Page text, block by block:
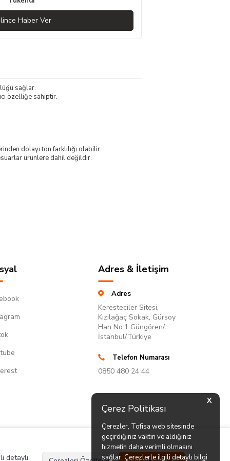
X
Çerez Politikası
Çerezler, Tofisa web sitesinde
geçirdiğiniz vaktin ve aldığınız
hizmetin daha verimli olmasını
sağlar. Çerezlerle ilgili detaylı bilgi
Haber Ver
sağlar.
özelliğe sahiptir.
dolayı ton farklılığı olabilir.
ürünlere dahil değildir.
Adres & İletişim
Adres
Keresteciler Sitesi,
Kızılağaç Sokak, Gürsoy
Han No:1 Güngören/
İstanbul/Türkiye
Telefon Numarası
0850 480 24 44
detaylı